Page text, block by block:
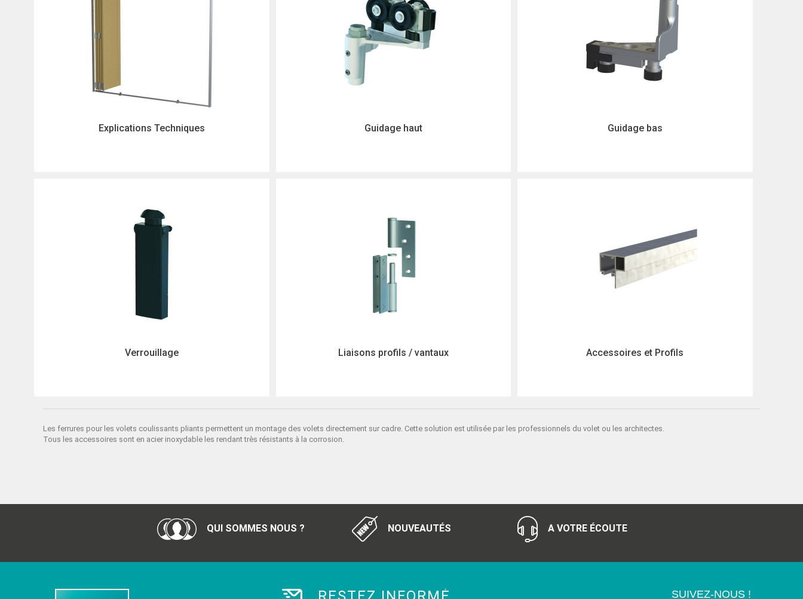
Explications Techniques Guidage haut Guidage bas
Verrouillage Liaisons profils / vantaux Accessoires et Profils
Les ferrures pour les volets coulissants pliants permettent un montage des volets directement sur cadre. Cette solution est utilisée par les professionnels du volet ou les architectes.
Tous les accessoires sont en acier inoxydable les rendant très résistants à la corrosion.
QUI SOMMES NOUS ? NOUVEAUTÉS A VOTRE ÉCOUTE
SUIVEZ-NOUS !